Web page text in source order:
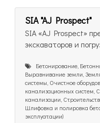
SIA "AJ Prospect"
SIA «AJ Prospect»
экскаваторов и
Бетонирование,
Выравнивание земли,
системы, Очистное
канализационных систем,
канализации,
Шлифовка и полировка
эксплуатации)